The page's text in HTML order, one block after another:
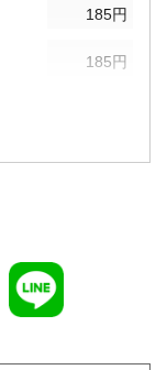
185円
185円